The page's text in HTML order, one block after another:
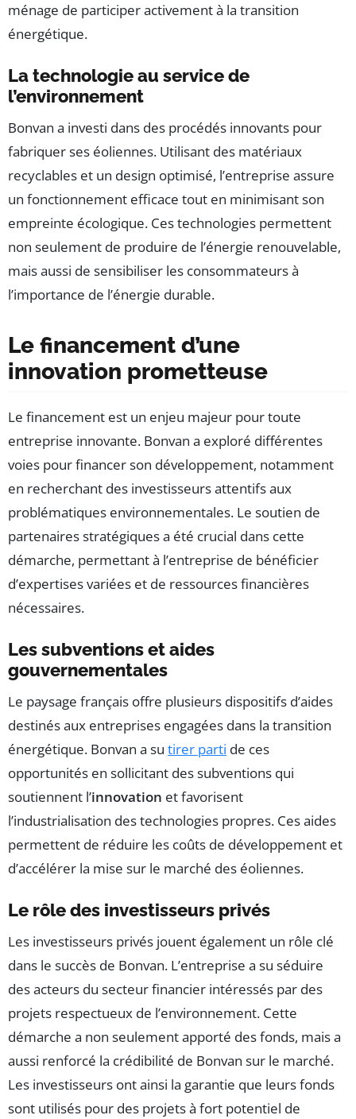
ménage de participer activement à la transition
énergétique.
La technologie au service de
l’environnement
Bonvan a investi dans des procédés innovants pour
fabriquer ses éoliennes. Utilisant des matériaux
recyclables et un design optimisé, l’entreprise assure
un fonctionnement efficace tout en minimisant son
empreinte écologique. Ces technologies permettent
non seulement de produire de l’énergie renouvelable,
mais aussi de sensibiliser les consommateurs à
l’importance de l’énergie durable.
Le financement d’une
innovation prometteuse
Le financement est un enjeu majeur pour toute
entreprise innovante. Bonvan a exploré différentes
voies pour financer son développement, notamment
en recherchant des investisseurs attentifs aux
problématiques environnementales. Le soutien de
partenaires stratégiques a été crucial dans cette
démarche, permettant à l’entreprise de bénéficier
d’expertises variées et de ressources financières
nécessaires.
Les subventions et aides
gouvernementales
Le paysage français offre plusieurs dispositifs d’aides
destinés aux entreprises engagées dans la transition
énergétique. Bonvan a su tirer parti de ces
opportunités en sollicitant des subventions qui
soutiennent l’innovation et favorisent
l’industrialisation des technologies propres. Ces aides
permettent de réduire les coûts de développement et
d’accélérer la mise sur le marché des éoliennes.
Le rôle des investisseurs privés
Les investisseurs privés jouent également un rôle clé
dans le succès de Bonvan. L’entreprise a su séduire
des acteurs du secteur financier intéressés par des
projets respectueux de l’environnement. Cette
démarche a non seulement apporté des fonds, mais a
aussi renforcé la crédibilité de Bonvan sur le marché.
Les investisseurs ont ainsi la garantie que leurs fonds
sont utilisés pour des projets à fort potentiel de